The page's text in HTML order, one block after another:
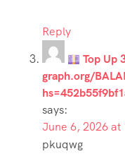
Reply
Top Up
graph.org/
says:
June 6, 2026 at
pkuqwg